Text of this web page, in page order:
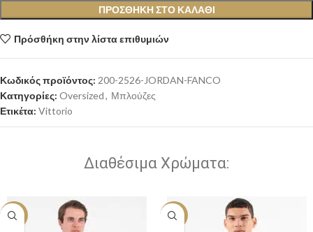
ΠΡΟΣΘΉΚΗ ΣΤΟ ΚΑΛΆΘΙ
Πρόσθήκη στην λίστα επιθυμιών
Κωδικός προϊόντος: 200-2526-JORDAN-FANCO
Κατηγορίες: Oversized, Μπλούζες
Ετικέτα: Vittorio
Διαθέσιμα Χρώματα:
-20% -20%